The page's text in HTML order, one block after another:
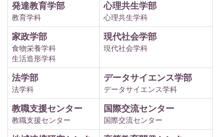
発達教育学部
教育学科
心理共生学部
心理共生学科
家政学部
食物栄養学科
生活造形学科
現代社会学部
現代社会学科
法学部
法学科
データサイエンス学部
データサイエンス学科
教職支援センター
教職支援センター
国際交流センター
国際交流センター